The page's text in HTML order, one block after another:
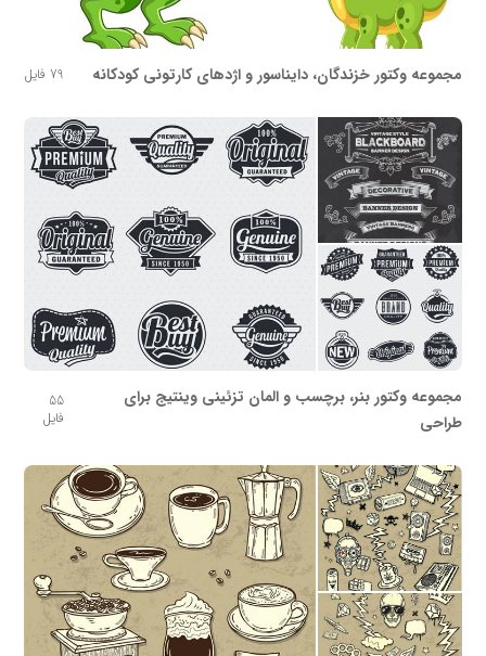
مجموعه وکتور خزندگان، دایناسور و اژدهای کارتونی کودکانه 79 فایل
مجموعه وکتور بنر، برچسب و المان تزئینی وینتیج برای
طراحی
55
فایل